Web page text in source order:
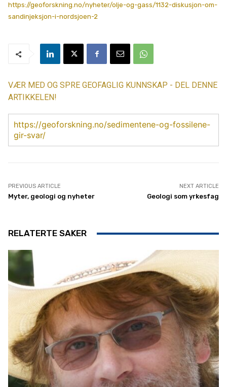
https://geoforskning.no/nyheter/olje-og-gass/1132-diskusjon-om-
sandinjeksjon-i-nordsjoen-2
VÆR MED OG SPRE GEOFAGLIG KUNNSKAP - DEL DENNE
ARTIKKELEN!
https://geoforskning.no/sedimentene-og-fossilene-
gir-svar/
PREVIOUS ARTICLE
Myter, geologi og nyheter
NEXT ARTICLE
Geologi som yrkesfag
RELATERTE SAKER